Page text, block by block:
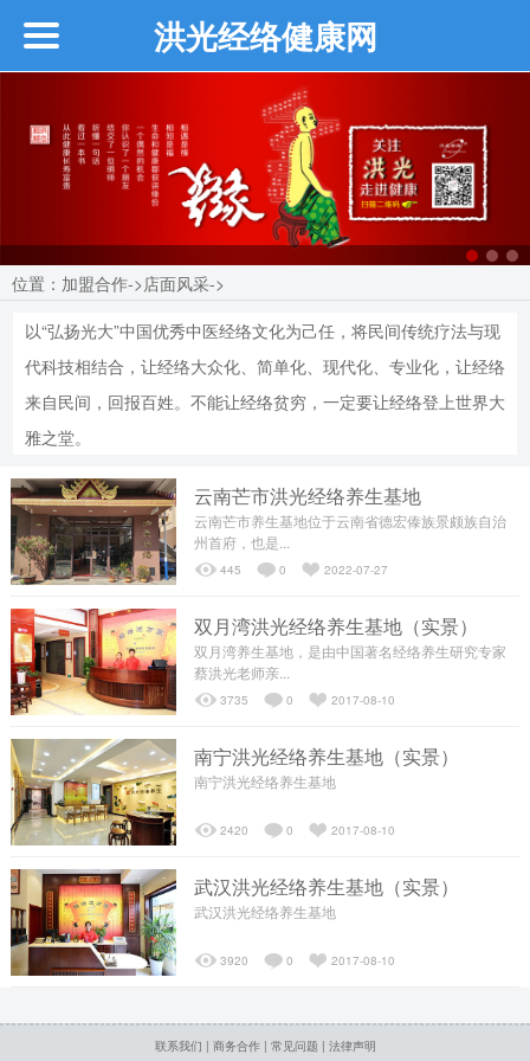
洪光经络健康网
企业介绍
┗━创始人介绍
┗━近期活动
┗━品牌介绍
┗━品牌优势
┗━发展历程
┗━经络梦工场
养生理念
┗━经络检测
┗━核心项目
┗━养生会所
位置： 加盟合作->店面风采->
以“弘扬光大”中国优秀中医经络文化为己任，将民间传统疗法与现
代科技相结合，让经络大众化、简单化、现代化、专业化，让经络
来自民间，回报百姓。不能让经络贫穷，一定要让经络登上世界大
雅之堂。
云南芒市洪光经络养生基地
云南芒市养生基地位于云南省德宏傣族景颇族自治
州首府，也是...
445 0 2022-07-27
双月湾洪光经络养生基地（实景）
双月湾养生基地，是由中国著名经络养生研究专家
蔡洪光老师亲...
3735 0 2017-08-10
南宁洪光经络养生基地（实景）
南宁洪光经络养生基地
2420 0 2017-08-10
武汉洪光经络养生基地（实景）
武汉洪光经络养生基地
3920 0 2017-08-10
联系我们 | 商务合作| 常见问题 | 法律声明